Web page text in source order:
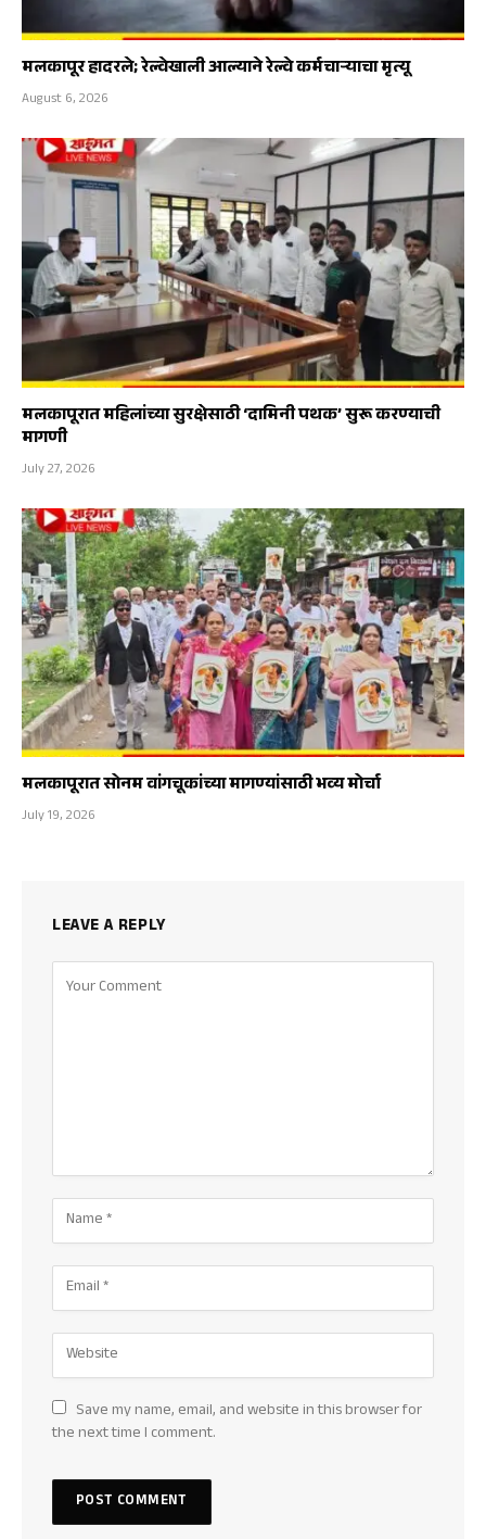
मलकापूर हादरले; रेल्वेखाली आल्याने रेल्वे कर्मचाऱ्याचा मृत्यू
August 6, 2026
मलकापूरात महिलांच्या सुरक्षेसाठी ‘दामिनी पथक’ सुरू करण्याची
मागणी
July 27, 2026
मलकापूरात सोनम वांगचूकांच्या मागण्यांसाठी भव्य मोर्चा
July 19, 2026
LEAVE A REPLY
Save my name, email, and website in this browser for
the next time I comment.